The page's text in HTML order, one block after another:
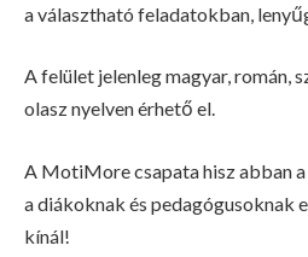
a választható feladatokban,
A felület jelenleg magyar, román,
olasz nyelven érhető el.
A MotiMore csapata hisz abban
a diákoknak és pedagógusoknak
kínál!